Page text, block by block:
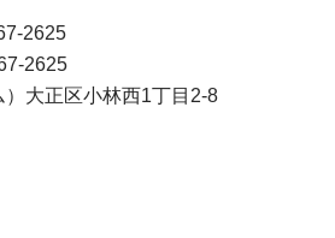
2625
2625
）大正区小林西1丁目2-8